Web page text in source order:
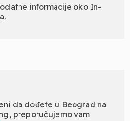
informacije oko In-
da dođete u Beograd na
preporučujemo vam